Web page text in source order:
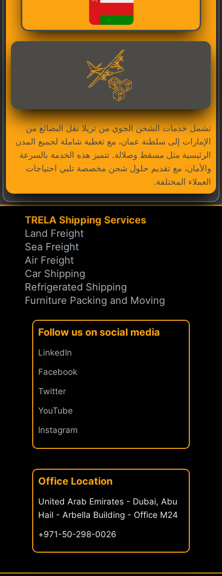
تشمل خدمات الشحن الجوي من تريلا نقل البضائع من
الإمارات إلى سلطنة عمان، مع تغطية شاملة لجميع المدن
الرئيسية مثل مسقط وصلالة. تتميز هذه الخدمة بالسرعة
والأمان، مع تقديم حلول شحن مخصصة تلبي احتياجات
العملاء المختلفة.
TRELA Shipping Services
Land Freight
Sea Freight
Air Freight
Car Shipping
Refrigerated Shipping
Furniture Packing and Moving
Follow us on social media
LinkedIn
Facebook
Twitter
YouTube
Instagram
Office Location
United Arab Emirates - Dubai, Abu
Hail - Arbella Building - Office M24
971-50-298-0026+